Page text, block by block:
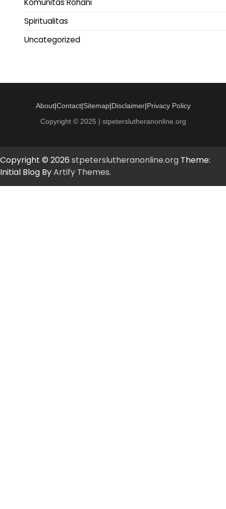
Komunitas Rohani
Spiritualitas
Uncategorized
About|Contact|Sitemap|Disclaimer|Privacy Policy
Copyright © 2025 | stpeterslutheranonline.org
Copyright © 2026 stpeterslutheranonline.org Theme:
Initial Blog ByArtify Themes.